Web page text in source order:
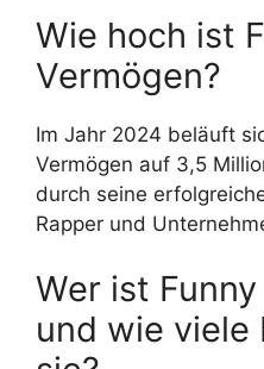
Wie hoch ist
Vermögen?
Im Jahr 2024 beläuft
Vermögen auf 3,5
durch seine
Rapper und
Wer ist
und wie viele